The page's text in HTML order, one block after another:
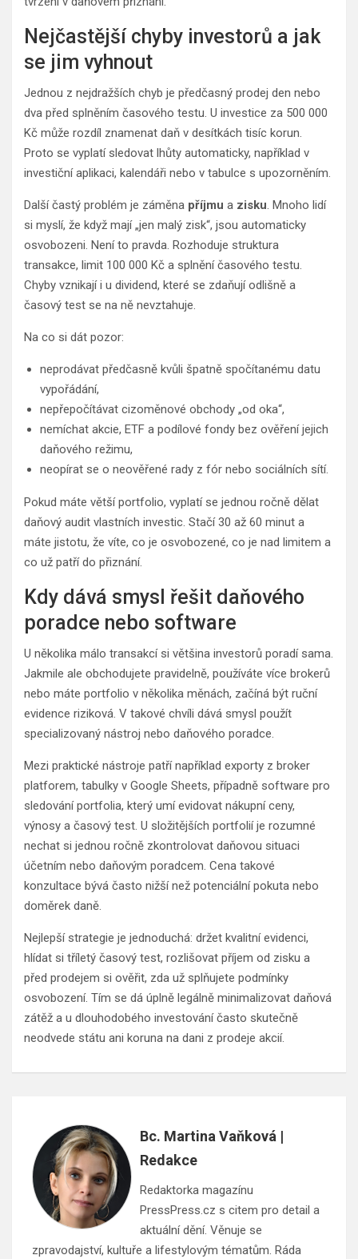
Nejčastější chyby investorů a jak
se jim vyhnout
Jednou z nejdražších chyb je předčasný prodej den nebo
dva před splněním časového testu. U investice za 500 000
Kč může rozdíl znamenat daň v desítkách tisíc korun.
Proto se vyplatí sledovat lhůty automaticky, například v
investiční aplikaci, kalendáři nebo v tabulce s upozorněním.
Další častý problém je záměna příjmu a zisku. Mnoho lidí
si myslí, že když mají „jen malý zisk“, jsou automaticky
osvobozeni. Není to pravda. Rozhoduje struktura
transakce, limit 100 000 Kč a splnění časového testu.
Chyby vznikají i u dividend, které se zdaňují odlišně a
časový test se na ně nevztahuje.
Na co si dát pozor:
neprodávat předčasně kvůli špatně spočítanému datu
vypořádání,
nepřepočítávat cizoměnové obchody „od oka“,
nemíchat akcie, ETF a podílové fondy bez ověření jejich
daňového režimu,
neopírat se o neověřené rady z fór nebo sociálních sítí.
Pokud máte větší portfolio, vyplatí se jednou ročně dělat
daňový audit vlastních investic. Stačí 30 až 60 minut a
máte jistotu, že víte, co je osvobozené, co je nad limitem a
co už patří do přiznání.
Kdy dává smysl řešit daňového
poradce nebo software
U několika málo transakcí si většina investorů poradí sama.
Jakmile ale obchodujete pravidelně, používáte více brokerů
nebo máte portfolio v několika měnách, začíná být ruční
evidence riziková. V takové chvíli dává smysl použít
specializovaný nástroj nebo daňového poradce.
Mezi praktické nástroje patří například exporty z broker
platforem, tabulky v Google Sheets, případně software pro
sledování portfolia, který umí evidovat nákupní ceny,
výnosy a časový test. U složitějších portfolií je rozumné
nechat si jednou ročně zkontrolovat daňovou situaci
účetním nebo daňovým poradcem. Cena takové
konzultace bývá často nižší než potenciální pokuta nebo
doměrek daně.
Nejlepší strategie je jednoduchá: držet kvalitní evidenci,
hlídat si tříletý časový test, rozlišovat příjem od zisku a
před prodejem si ověřit, zda už splňujete podmínky
osvobození. Tím se dá úplně legálně minimalizovat daňová
zátěž a u dlouhodobého investování často skutečně
neodvede státu ani koruna na dani z prodeje akcií.
Bc. Martina Vaňková |
Redakce
Redaktorka magazínu
PressPress.cz s citem pro detail a
aktuální dění. Věnuje se
zpravodajství, kultuře a lifestylovým tématům. Ráda